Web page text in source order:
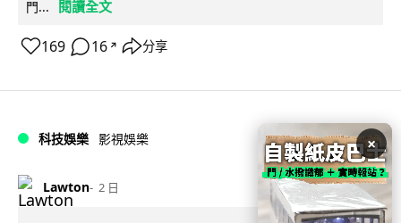
門...
閱讀全文
169 16 ↗ 分享
科技娛樂 影視娛樂
Lawton 2 日
×